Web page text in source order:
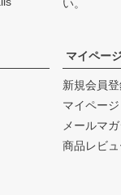
い。
マイペー
新規会員
マイページ
メールマ
商品レビ